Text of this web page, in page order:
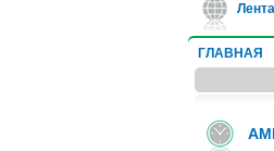
В Техасе врач-ревматолог
ГЛАВНАЯ